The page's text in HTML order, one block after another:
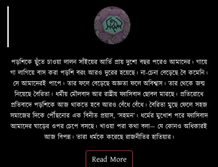
পড়শিকে ছুঁতে চাওয়া লালন সাঁইয়ের আর্তি প্রায় দুশো বছর পরেও আমাদের। গায়ে
গা লাগিয়ে বাস করা পড়শি বরং আরও দুরের হয়েছে। না-চেনা বেড়েছে বৈ কমেনি।
সে আমাদেরই পাপে। তার ফলে বেড়েছে অজ্ঞতা ফলে অবিশ্বাস। তার থেকে জন্ম
নিয়েছে বৈরিতা। ধর্মীয় মৌলবাদ আর রাষ্ট্রীয় ফ্যাসিবাদ ছোবল মারছে। প্রতিরোধে
প্রতিবাদে পড়শিকে আজ থাকতে হবে আরও বেঁধে বেঁধে। বৈরিতা মুছে ফেলে সহজ
সমাজের দিকে পৌঁছনোর এক বিনীত প্রয়াস, ‘সহমন’। ধর্মের মুখোশ পরে ফ্যাসিবাদ
আমাদের ঘাড়ের ওপর চেপে বসছে। খাওয়া পরা কথা বলা—­­ যে কোনও অধিকারই
আজ বিপন্ন। তারা ধর্মকে করেছে রাজনীতির হাতিয়ার।
Read More